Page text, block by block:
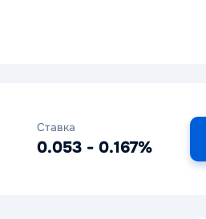
Ставка
0.053 - 0.167%